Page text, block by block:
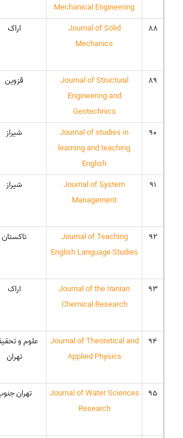
Mechanical Engineering
88
Journal of Solid
Mechanics
اراک
89
Journal of Structural
Engineering and
Geotechnics
قزوین
90
Journal of studies in
learning and teaching
English
شیراز
91
Journal of System
Management
شیراز
92
Journal of Teaching
English Language Studies
تاکستان
93
Journal of the Iranian
Chemical Research
اراک
94
Journal of Theoretical and
Applied Physics
علوم و
تهران
95
Journal of Water Sciences
Research
تهران